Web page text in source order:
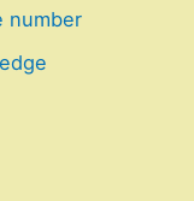
number